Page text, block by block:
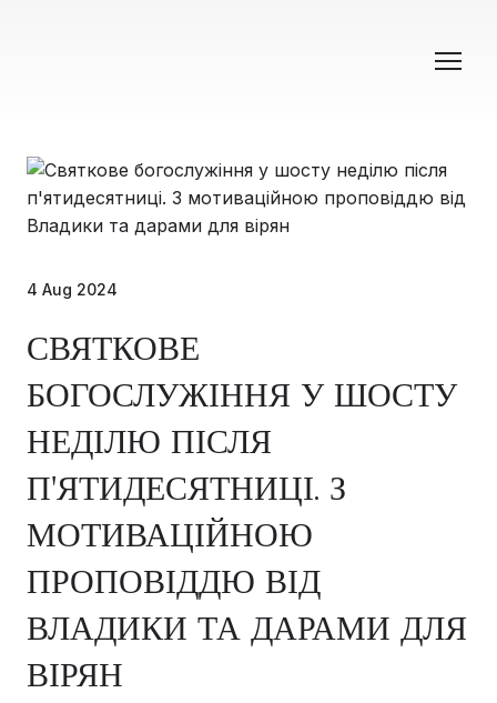
4 Aug 2024
СВЯТКОВЕ
БОГОСЛУЖІННЯ У ШОСТУ
НЕДІЛЮ ПІСЛЯ
П'ЯТИДЕСЯТНИЦІ. З
МОТИВАЦІЙНОЮ
ПРОПОВІДДЮ ВІД
ВЛАДИКИ ТА ДАРАМИ ДЛЯ
ВІРЯН